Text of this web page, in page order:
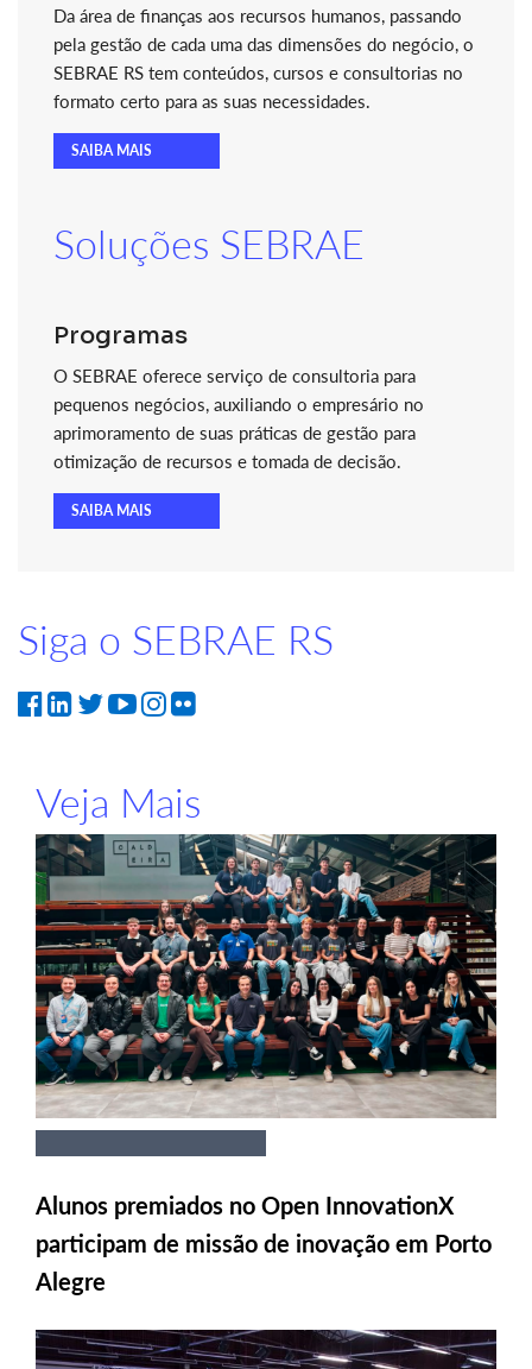
Da área de finanças aos recursos humanos, passando
pela gestão de cada uma das dimensões do negócio, o
SEBRAE RS tem conteúdos, cursos e consultorias no
formato certo para as suas necessidades.
SAIBA MAIS
Soluções SEBRAE
Programas
O SEBRAE oferece serviço de consultoria para
pequenos negócios, auxiliando o empresário no
aprimoramento de suas práticas de gestão para
otimização de recursos e tomada de decisão.
SAIBA MAIS
Siga o SEBRAE RS
Veja Mais
Alunos premiados no Open InnovationX
participam de missão de inovação em Porto
Alegre